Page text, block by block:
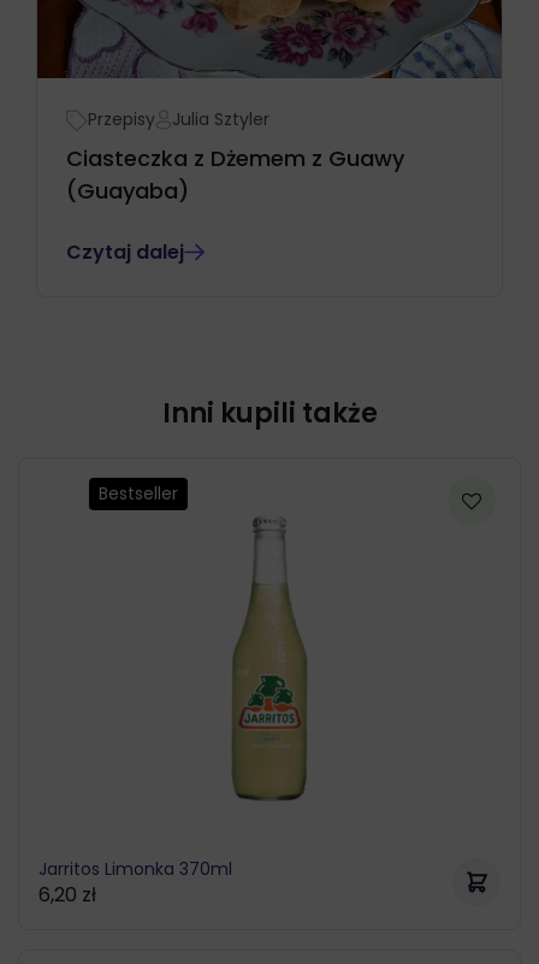
Przepisy Julia Sztyler
Ciasteczka z Dżemem z Guawy
(Guayaba)
Czytaj dalej
Inni kupili także
Bestseller
Jarritos Limonka 370ml
6,20 zł